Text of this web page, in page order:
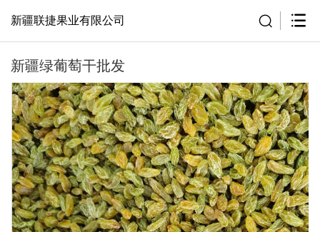
新疆联捷果业有限公司
新疆绿葡萄干批发